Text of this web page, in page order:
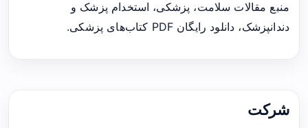
منبع مقالات سلامت، پزشکی، استخدام پزشک و
دندانپزشک، دانلود رایگان PDF کتاب‌های پزشکی.
شرکت